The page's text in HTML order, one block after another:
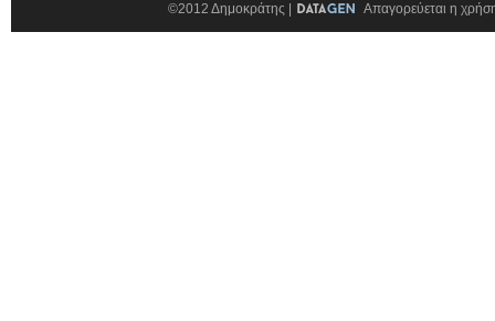
©2012 Δημοκράτης | Απαγορεύεται η